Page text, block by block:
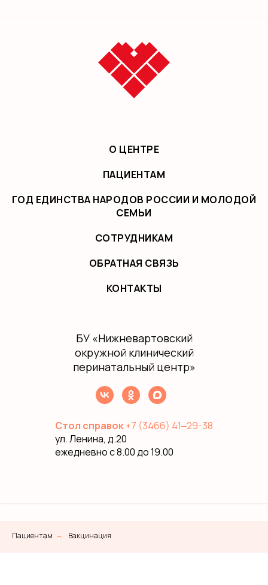
О ЦЕНТРЕ
ПАЦИЕНТАМ
ГОД ЕДИНСТВА НАРОДОВ РОССИИ И МОЛОДОЙ
СЕМЬИ
СОТРУДНИКАМ
ОБРАТНАЯ СВЯЗЬ
КОНТАКТЫ
БУ «Нижневартовский
окружной клинический
перинатальный центр»
Стол справок+7 (3466) 41‒29-38
ул. Ленина, д.20
ежедневно с 8.00 до 19.00
Пациентам → Вакцинация